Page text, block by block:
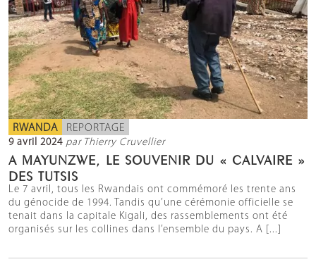
RWANDA REPORTAGE
9 avril 2024 par Thierry Cruvellier
A MAYUNZWE, LE SOUVENIR DU « CALVAIRE »
DES TUTSIS
Le 7 avril, tous les Rwandais ont commémoré les trente ans
du génocide de 1994. Tandis qu’une cérémonie officielle se
tenait dans la capitale Kigali, des rassemblements ont été
organisés sur les collines dans l’ensemble du pays. A [...]